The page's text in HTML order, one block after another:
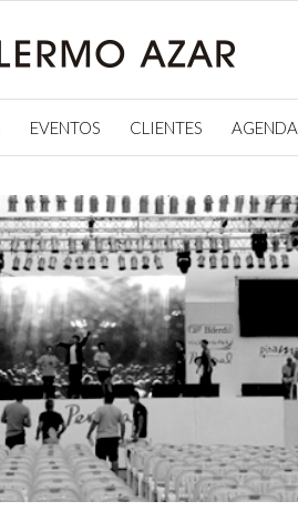
EVENTOS CLIENTES AGENDA